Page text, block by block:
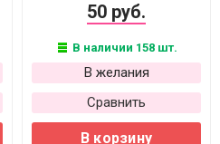
50 руб.
В наличии 158 шт.
В желания
Сравнить
В корзину